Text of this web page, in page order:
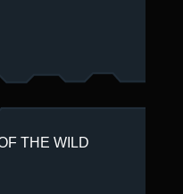
THE WILD